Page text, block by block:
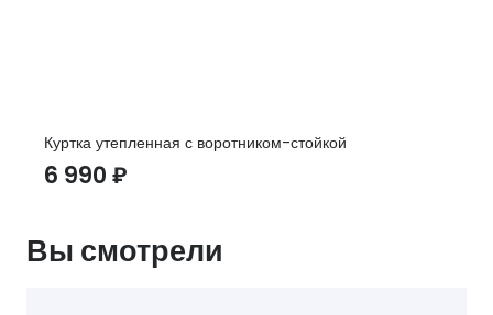
Куртка утепленная с воротником-стойкой
6 990 ₽
Вы смотрели